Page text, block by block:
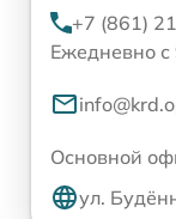
+7 (861)
Ежедневно
Основной
ул.